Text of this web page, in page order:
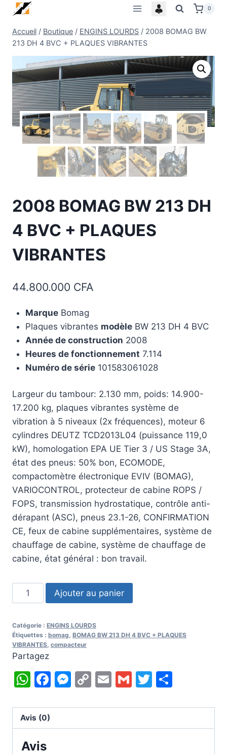
Skip
content
0
Accueil / Boutique / ENGINS LOURDS / 2008 BOMAG BW
213 DH 4 BVC + PLAQUES VIBRANTES
2008 BOMAG BW 213 DH
4 BVC + PLAQUES
VIBRANTES
44.800.000 CFA
MarqueBomag
Plaques vibrantes modèleBW 213 DH 4 BVC
Année de construction 2008
Heures de fonctionnement 7.114
Numéro de série101583061028
Largeur du tambour: 2.130 mm, poids: 14.900-
17.200 kg, plaques vibrantes système de
vibration à 5 niveaux (2x fréquences), moteur 6
cylindres DEUTZ TCD2013L04 (puissance 119,0
kW), homologation EPA UE Tier 3 / US Stage 3A,
état des pneus: 50% bon, ECOMODE,
compactomètre électronique EVIV (BOMAG),
VARIOCONTROL, protecteur de cabine ROPS /
FOPS, transmission hydrostatique, contrôle anti-
dérapant (ASC), pneus 23.1-26, CONFIRMATION
CE, feux de cabine supplémentaires, système de
chauffage de cabine, système de chauffage de
cabine, état général : bon travail.
quantité
de
BOMAG
BW
213
DH
4
PLAQUES
VIBRANTES
Ajouter au panier
Catégorie : ENGINS LOURDS
Étiquettes : bomag, BOMAG BW 213 DH 4 BVC + PLAQUES
VIBRANTES, compacteur
Partagez
WhatsApp
Facebook
Messenger
CopyEmailGmailTwitter
Avis (0)
Avis